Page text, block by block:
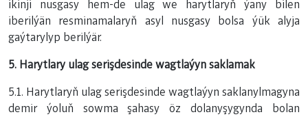
ikinji nusgasy hem-de ulag we harytlaryň ýany bilen
iberilýän resminamalaryň asyl nusgasy bolsa ýük alyja
gaýtarylyp berilýär.
5. Harytlary ulag serişdesinde wagtlaýyn saklamak
5.1. Harytlaryň ulag serişdesinde wagtlaýyn saklanylmagyna
demir ýoluň sowma şahasy öz dolanyşygynda bolan